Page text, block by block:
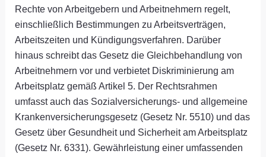
Rechte von Arbeitgebern und Arbeitnehmern regelt,
einschließlich Bestimmungen zu Arbeitsverträgen,
Arbeitszeiten und Kündigungsverfahren. Darüber
hinaus schreibt das Gesetz die Gleichbehandlung von
Arbeitnehmern vor und verbietet Diskriminierung am
Arbeitsplatz gemäß Artikel 5. Der Rechtsrahmen
umfasst auch das Sozialversicherungs- und allgemeine
Krankenversicherungsgesetz (Gesetz Nr. 5510) und das
Gesetz über Gesundheit und Sicherheit am Arbeitsplatz
(Gesetz Nr. 6331). Gewährleistung einer umfassenden